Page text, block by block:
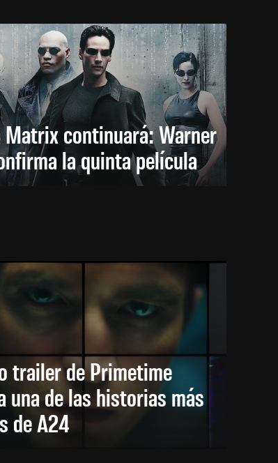
Matrix continuará: Warner
la quinta película
trailer de Primetime
una de las historias más
de A24